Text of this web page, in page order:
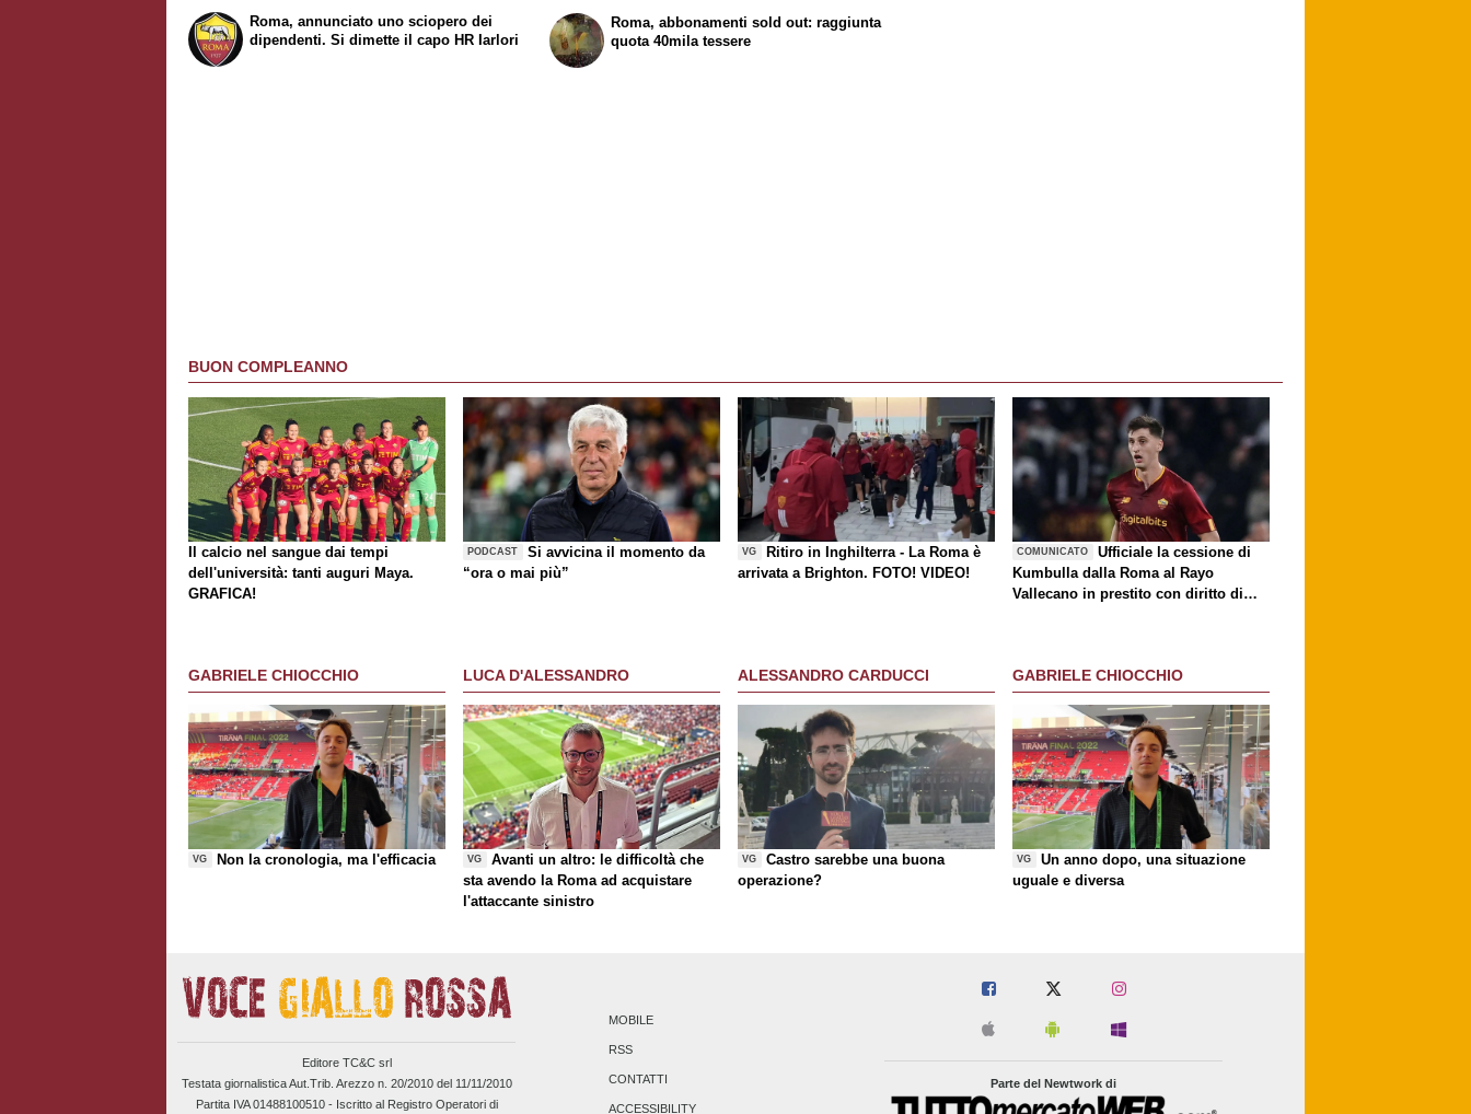
Roma, annunciato uno sciopero dei
dipendenti. Si dimette il capo HR Iarlori
Roma, abbonamenti sold out: raggiunta
quota 40mila tessere
BUON COMPLEANNO
Il calcio nel sangue dai tempi
dell'università: tanti auguri Maya.
GRAFICA!
PODCAST
Si avvicina il momento da
“ora o mai più”
VG
Ritiro in Inghilterra - La Roma è
arrivata a Brighton. FOTO! VIDEO!
COMUNICATO
Ufficiale la cessione di
Kumbulla dalla Roma al Rayo
Vallecano in prestito con diritto di
GABRIELE CHIOCCHIO
VG Non la cronologia, ma l'efficacia
LUCA D'ALESSANDRO
VG
Avanti un altro: le difficoltà che
sta avendo la Roma ad acquistare
l'attaccante sinistro
ALESSANDRO CARDUCCI
VG
Castro sarebbe una buona
operazione?
GABRIELE CHIOCCHIO
VG
Un anno dopo, una situazione
uguale e diversa
Editore TC&C srl
Testata giornalistica Aut.Trib. Arezzo n. 20/2010 del 11/11/2010
Partita IVA 01488100510 - Iscritto al Registro Operatori di
MOBILE
RSS
CONTATTI
ACCESSIBILITY
Parte del Newtwork di